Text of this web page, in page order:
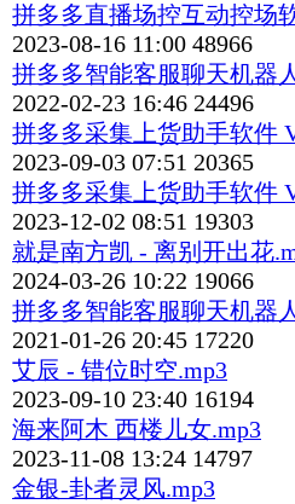
拼多多直播场控互动控场
2023-08-16 11:00 48966
拼多多智能客服聊天机器
2022-02-23 16:46 24496
拼多多采集上货助手软件
2023-09-03 07:51 20365
拼多多采集上货助手软件
2023-12-02 08:51 19303
就是南方凯 - 离别开出花
2024-03-26 10:22 19066
拼多多智能客服聊天机器
2021-01-26 20:45 17220
艾辰 - 错位时空.mp3
2023-09-10 23:40 16194
海来阿木 西楼儿女.mp3
2023-11-08 13:24 14797
金银-卦者灵风.mp3